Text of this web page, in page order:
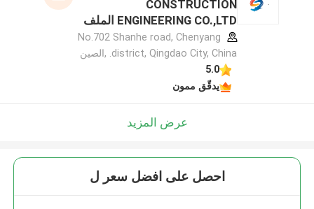
CONSTRUCTION
ENGINEERING CO.,LTD الملف
الشركة المصنعة
No.702 Shanhe road, Chenyang
district, Qingdao City, China. ,الصين
5.0
يدقّق ممون
عرض المزيد
احصل على افضل سعر ل